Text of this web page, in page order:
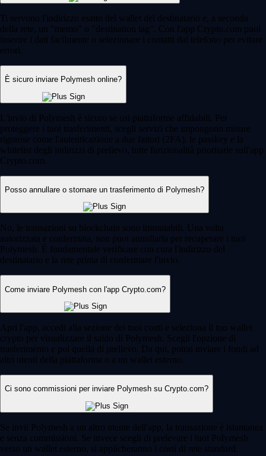
Ti servono l'indirizzo esatto del wallet del destinatario e, a seconda
della rete, un "memo" o "destination tag". Con l'app Crypto.com puoi
inserire i dati facilmente o selezionare i contatti dal telefono per evitare
errori.
È sicuro inviare Polymesh online?
L'invio di Polymesh è sicuro se usi piattaforme affidabili. Per
proteggere i tuoi trasferimenti, scegli servizi che impongono misure
rigorose come l'autenticazione a due fattori (2FA), le passkey e la
whitelist degli indirizzi di prelievo, tutte funzionalità prioritarie sull'app
Crypto.com.
Posso annullare o stornare un trasferimento di Polymesh?
No, le transazioni su blockchain sono immutabili. Una volta
autorizzata e confermata, non puoi annullarla per recuperare i tuoi
Polymesh. È fondamentale verificare con cura l'indirizzo del
destinatario e la rete prima di confermare l'invio.
Come inviare Polymesh con l'app Crypto.com?
Apri l'app, accedi alla sezione dei tuoi conti e seleziona il tuo wallet
crypto per visualizzare il saldo di Polymesh. Scegli l'opzione di
trasferimento e poi quella di prelievo. Da qui, potrai inviare i fondi ad
altri utenti della piattaforma o a un wallet esterno.
Ci sono commissioni per inviare Polymesh su Crypto.com?
Se invii Polymesh a un altro utente dell'app, la transazione è istantanea
e senza commissioni. Se invece scegli di prelevare i tuoi Polymesh
verso un wallet esterno, si applicheranno i costi di rete standard.